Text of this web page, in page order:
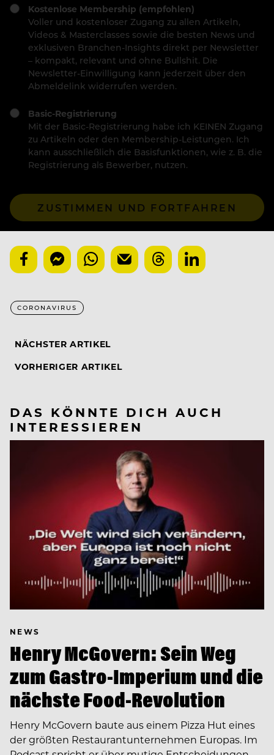
Kostenlose Membership (empfohlen)
Voller und kostenloser Zugang zu allen Artikeln,
Videos & Masterclasses sowie die besten News und
exklusiven Branchen-Insights direkt per Newsletter
– kompakt, relevant und ohne Bullshit. Die
Newsletter-Einwilligung kann jederzeit über den
Abmeldelink widerrufen werden.
Basic-Registrierung
Mit der Basic-Registrierung habe ich KEINEN Zugang
zu Artikeln oder den Membership-Leistungen. Ich
kann ausschließlich die Basisfunktionen, wie z. B. die
Registrierung als Bewerber, nutzen.
ZUSTIMMEN UND FORTFAHREN
CORONAVIRUS
NÄCHSTER ARTIKEL
VORHERIGER ARTIKEL
DAS KÖNNTE DICH AUCH
INTERESSIEREN
NEWS
Henry McGovern: Sein Weg
zum Gastro-Imperium und die
nächste Food-Revolution
Henry McGovern baute aus einem Pizza Hut eines
der größten Restaurantunternehmen Europas. Im